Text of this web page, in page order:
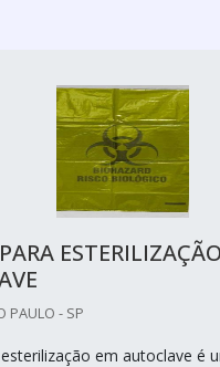
PAULO - SP
em autoclave é